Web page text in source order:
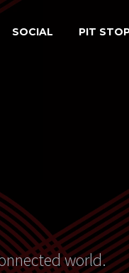
SOCIAL PIT
world.